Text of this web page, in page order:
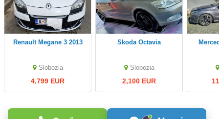
Renault Megane 3 2013
Slobozia
4,799 EUR
Skoda Octavia
Slobozia
2,100 EUR
Mercedes-Benz A200,